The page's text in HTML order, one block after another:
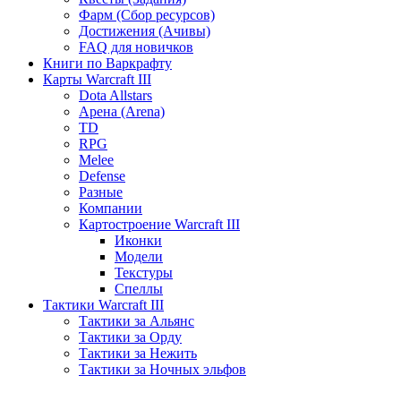
Фарм (Сбор ресурсов)
Достижения (Ачивы)
FAQ для новичков
Книги по Варкрафту
Карты Warcraft III
Dota Allstars
Арена (Arena)
TD
RPG
Melee
Defense
Разные
Компании
Картостроение Warcraft III
Иконки
Модели
Текстуры
Спеллы
Тактики Warcraft III
Тактики за Альянс
Тактики за Орду
Тактики за Нежить
Тактики за Ночных эльфов